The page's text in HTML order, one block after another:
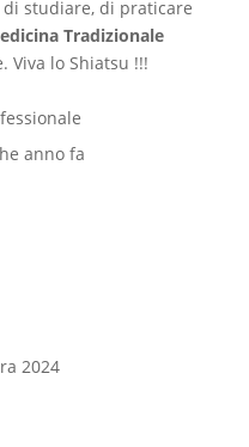
studiare, di praticare
Tradizionale
Viva lo Shiatsu !!!
anno fa
2024